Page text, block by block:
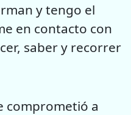
y tengo el
en contacto con
saber y recorrer
comprometió a